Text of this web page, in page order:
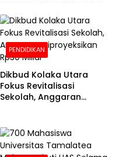
PENDIDIKAN
Dikbud Kolaka Utara
Fokus Revitalisasi
Sekolah, Anggaran